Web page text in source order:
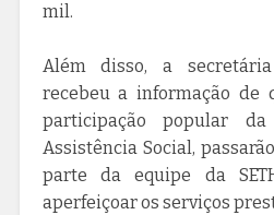
mil.
Além disso, a secretária
recebeu a informação de
participação popular
Assistência Social,
parte da equipe da
aperfeiçoar os serviços